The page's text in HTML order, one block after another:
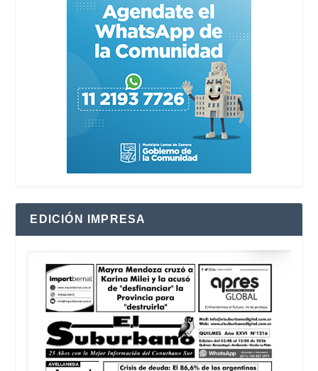
EDICIÓN IMPRESA